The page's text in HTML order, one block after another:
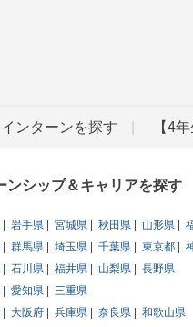
インターンを探す 【4
ンシップ＆キャリアを探す
岩手県 宮城県 秋田県 山形県
群馬県 埼玉県 千葉県 東京都
石川県 福井県 山梨県
長野県
愛知県
三重県
大阪府 兵庫県 奈良県
和歌山県